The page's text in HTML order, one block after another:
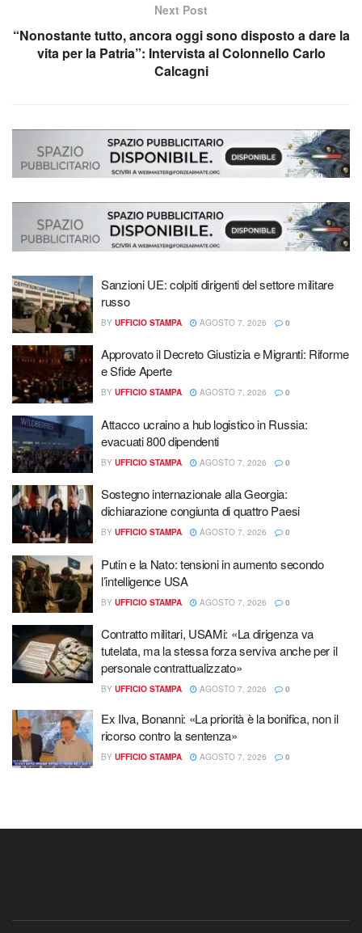
Next Post
“Nonostante tutto, ancora oggi sono disposto a dare la
vita per la Patria”: Intervista al Colonnello Carlo
Calcagni
Sanzioni UE: colpiti dirigenti del settore militare
russo
BY UFFICIO STAMPA AGOSTO 7, 2026 0
Approvato il Decreto Giustizia e Migranti: Riforme
e Sfide Aperte
BY UFFICIO STAMPA AGOSTO 7, 2026 0
Attacco ucraino a hub logistico in Russia:
evacuati 800 dipendenti
BY UFFICIO STAMPA AGOSTO 7, 2026 0
Sostegno internazionale alla Georgia:
dichiarazione congiunta di quattro Paesi
BY UFFICIO STAMPA AGOSTO 7, 2026 0
Putin e la Nato: tensioni in aumento secondo
l’intelligence USA
BY UFFICIO STAMPA AGOSTO 7, 2026 0
Contratto militari, USAMi: «La dirigenza va
tutelata, ma la stessa forza serviva anche per il
personale contrattualizzato»
BY UFFICIO STAMPA AGOSTO 7, 2026 0
Ex Ilva, Bonanni: «La priorità è la bonifica, non il
ricorso contro la sentenza»
BY UFFICIO STAMPA AGOSTO 7, 2026 0